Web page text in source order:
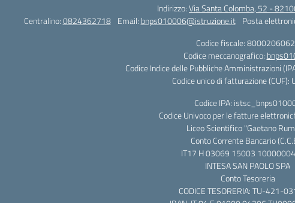
Indirizzo:Via Santa Colomba, 52 -
Centralino:0824362718 Email: bnps010006@istruzione.it Posta
Codice fiscale:
Codice meccanografico:
Codice Indice delle Pubbliche Amministrazioni
Codice unico di fatturazione (CUF):
Codice IPA:
Codice Univoco per le fatture
Liceo Scientifico "Gaetano
Conto Corrente Bancario
IT17 H 03069 15003
INTESA SAN PAOLO SPA
Conto Tesoreria
CODICE TESORERIA: TU-421-